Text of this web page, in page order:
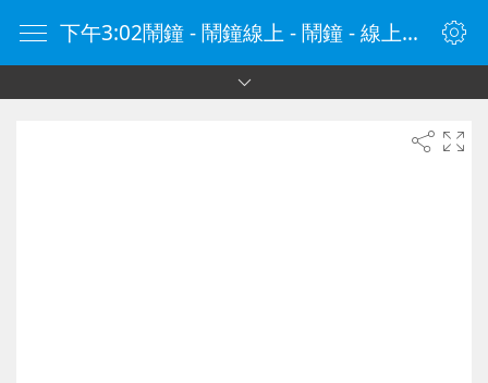
下午3:02鬧鐘 - 鬧鐘線上 - 鬧鐘 - 線上鬧鐘 - 在線鬧鐘 - 鬧鐘在線 - naozhong.tw